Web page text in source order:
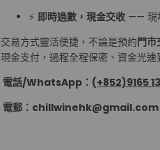
⚡ 即時過數，現金交收 —— 現
交易方式靈活便捷，不論是預約門市
現金支付，過程全程保密、資金光速
電話/WhatsApp： (+852)9165
電郵：chillwinehk@gmail.com